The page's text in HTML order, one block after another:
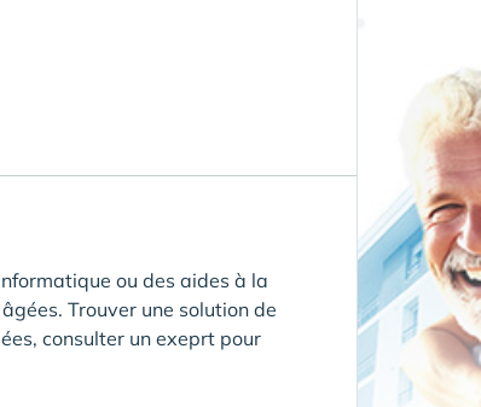
ou des aides à la
Trouver une solution de
consulter un exeprt pour